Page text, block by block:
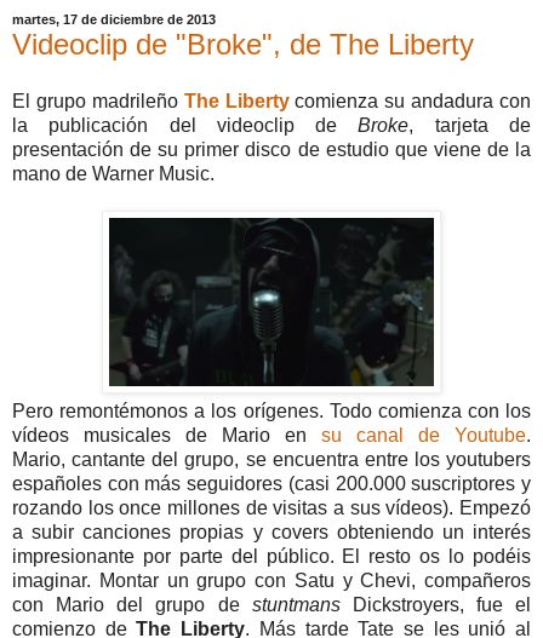
martes, 17 de diciembre de 2013
Videoclip de "Broke", de The Liberty
El grupo madrileño The Libertycomienza su andadura con
la publicación del videoclip deBroke, tarjeta de
presentación de su primer disco de estudio que viene de la
mano de Warner Music.
Pero remontémonos a los orígenes. Todo comienza con los
vídeos musicales de Mario en su canal de Youtube.
Mario, cantante del grupo, se encuentra entre los youtubers
españoles con más seguidores (casi 200.000 suscriptores y
rozando los once millones de visitas a sus vídeos). Empezó
a subir canciones propias y covers obteniendo un interés
impresionante por parte del público. El resto os lo podéis
imaginar. Montar un grupo con Satu y Chevi, compañeros
con Mario del grupo de stuntmansDickstroyers, fue el
comienzo deThe Liberty. Más tarde Tate se les unió al